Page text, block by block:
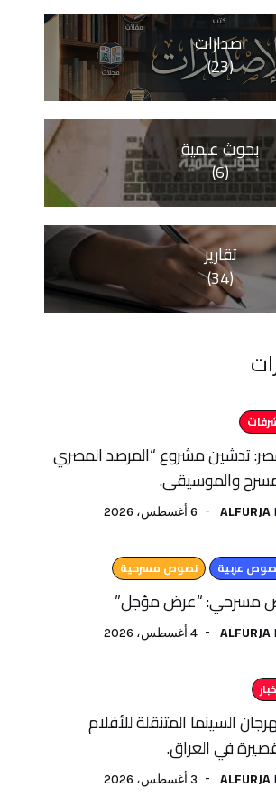
“المرصد المصري
6 أغسطس، 2026
نصوص مسرحية
مؤجل”
4 أغسطس، 2026
للأفلام
3 أغسطس، 2026